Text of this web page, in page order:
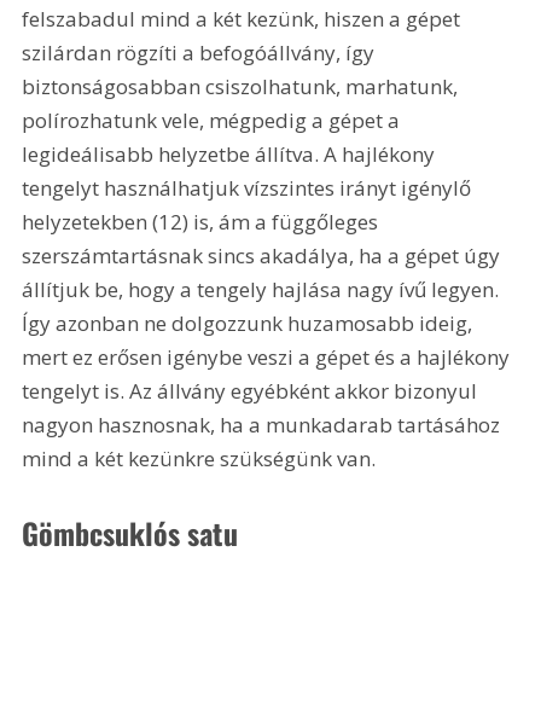
felszabadul mind a két kezünk, hiszen a gépet
szilárdan rögzíti a befogóállvány, így
biztonságosabban csiszolhatunk, marhatunk,
polírozhatunk vele, mégpedig a gépet a
legideálisabb helyzetbe állítva. A hajlékony
tengelyt használhatjuk vízszintes irányt igénylő
helyzetekben (12) is, ám a függőleges
szerszámtartásnak sincs akadálya, ha a gépet úgy
állítjuk be, hogy a tengely hajlása nagy ívű legyen.
Így azonban ne dolgozzunk huzamosabb ideig,
mert ez erősen igénybe veszi a gépet és a hajlékony
tengelyt is. Az állvány egyébként akkor bizonyul
nagyon hasznosnak, ha a munkadarab tartásához
mind a két kezünkre szükségünk van.
Gömbcsuklós satu